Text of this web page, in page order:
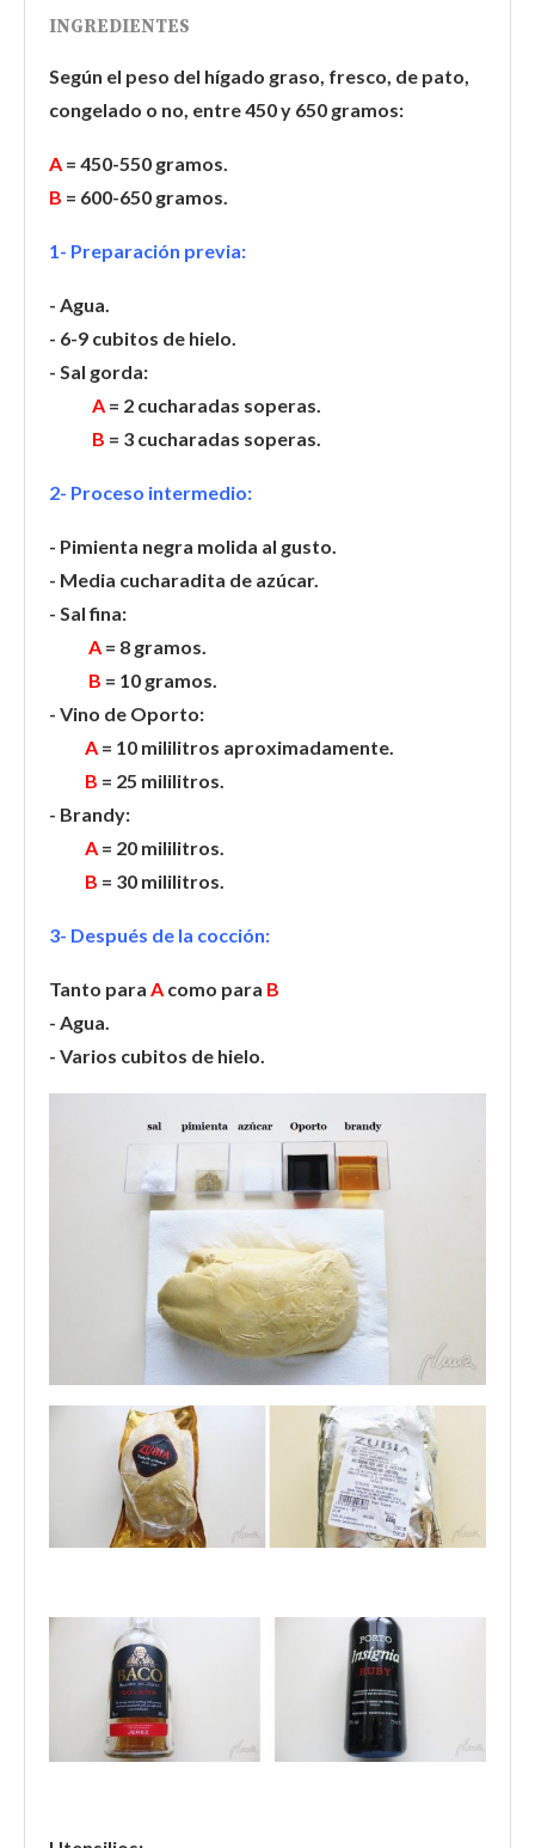
INGREDIENTES
Según el peso del hígado graso, fresco, de pato,
congelado o no, entre 450 y 650 gramos:
A = 450-550 gramos.
B = 600-650 gramos.
1- Preparación previa:
- Agua.
- 6-9 cubitos de hielo.
- Sal gorda:
A = 2 cucharadas soperas.
B = 3 cucharadas soperas.
2- Proceso intermedio:
- Pimienta negra molida al gusto.
- Media cucharadita de azúcar.
- Sal fina:
A = 8 gramos.
B = 10 gramos.
- Vino de Oporto:
A = 10 mililitros aproximadamente.
B = 25 mililitros.
- Brandy:
A = 20 mililitros.
B = 30 mililitros.
3- Después de la cocción:
Tanto para A como para B
- Agua.
- Varios cubitos de hielo.